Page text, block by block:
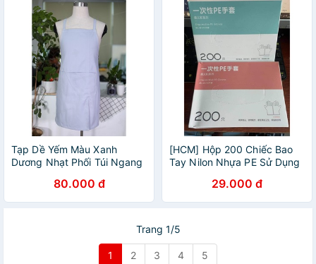
Tạp Dề Yếm Màu Xanh
Dương Nhạt Phối Túi Ngang
ĐỒNG PHỤC BỐN MÙA
80.000 đ
[HCM] Hộp 200 Chiếc Bao
Tay Nilon Nhựa PE Sử Dụng
Toàn Cho Sức Khoẻ, Hàng
Nội Địa Trung
29.000 đ
Trang 1/5
1 2 3 4 5